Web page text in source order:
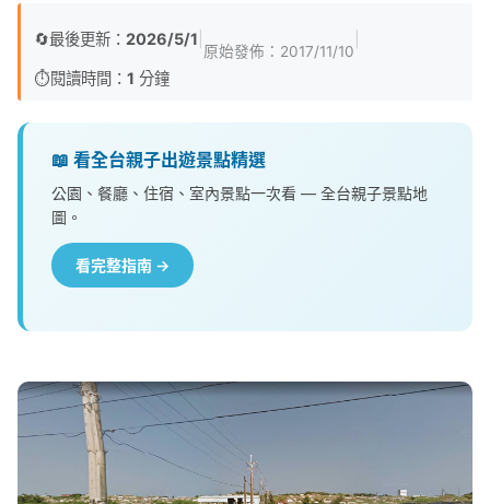
🔄最後更新： 2026/5/1
原始發佈： 2017/11/10
⏱️閱讀時間： 1 分鐘
📖 看全台親子出遊景點精選
公園、餐廳、住宿、室內景點一次看 — 全台親子景點地
圖。
看完整指南 →